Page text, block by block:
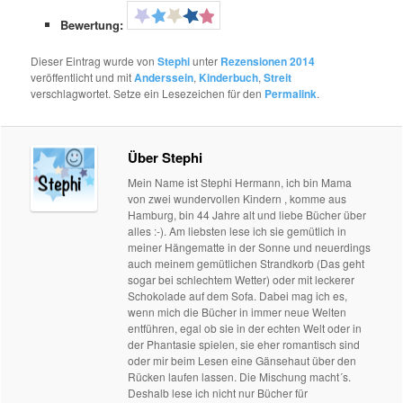
Bewertung:
Dieser Eintrag wurde vonStephiunter Rezensionen 2014
veröffentlicht und mitAnderssein, Kinderbuch,Streit
verschlagwortet. Setze ein Lesezeichen für den Permalink.
Über Stephi
Mein Name ist Stephi Hermann, ich bin Mama
von zwei wundervollen Kindern , komme aus
Hamburg, bin 44 Jahre alt und liebe Bücher über
alles :-). Am liebsten lese ich sie gemütlich in
meiner Hängematte in der Sonne und neuerdings
auch meinem gemütlichen Strandkorb (Das geht
sogar bei schlechtem Wetter) oder mit leckerer
Schokolade auf dem Sofa. Dabei mag ich es,
wenn mich die Bücher in immer neue Welten
entführen, egal ob sie in der echten Welt oder in
der Phantasie spielen, sie eher romantisch sind
oder mir beim Lesen eine Gänsehaut über den
Rücken laufen lassen. Die Mischung macht´s.
Deshalb lese ich nicht nur Bücher für